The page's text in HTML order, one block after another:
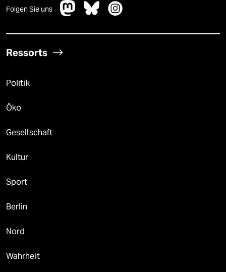
Folgen Sie uns
Ressorts
Politik
Öko
Gesellschaft
Kultur
Sport
Berlin
Nord
Wahrheit